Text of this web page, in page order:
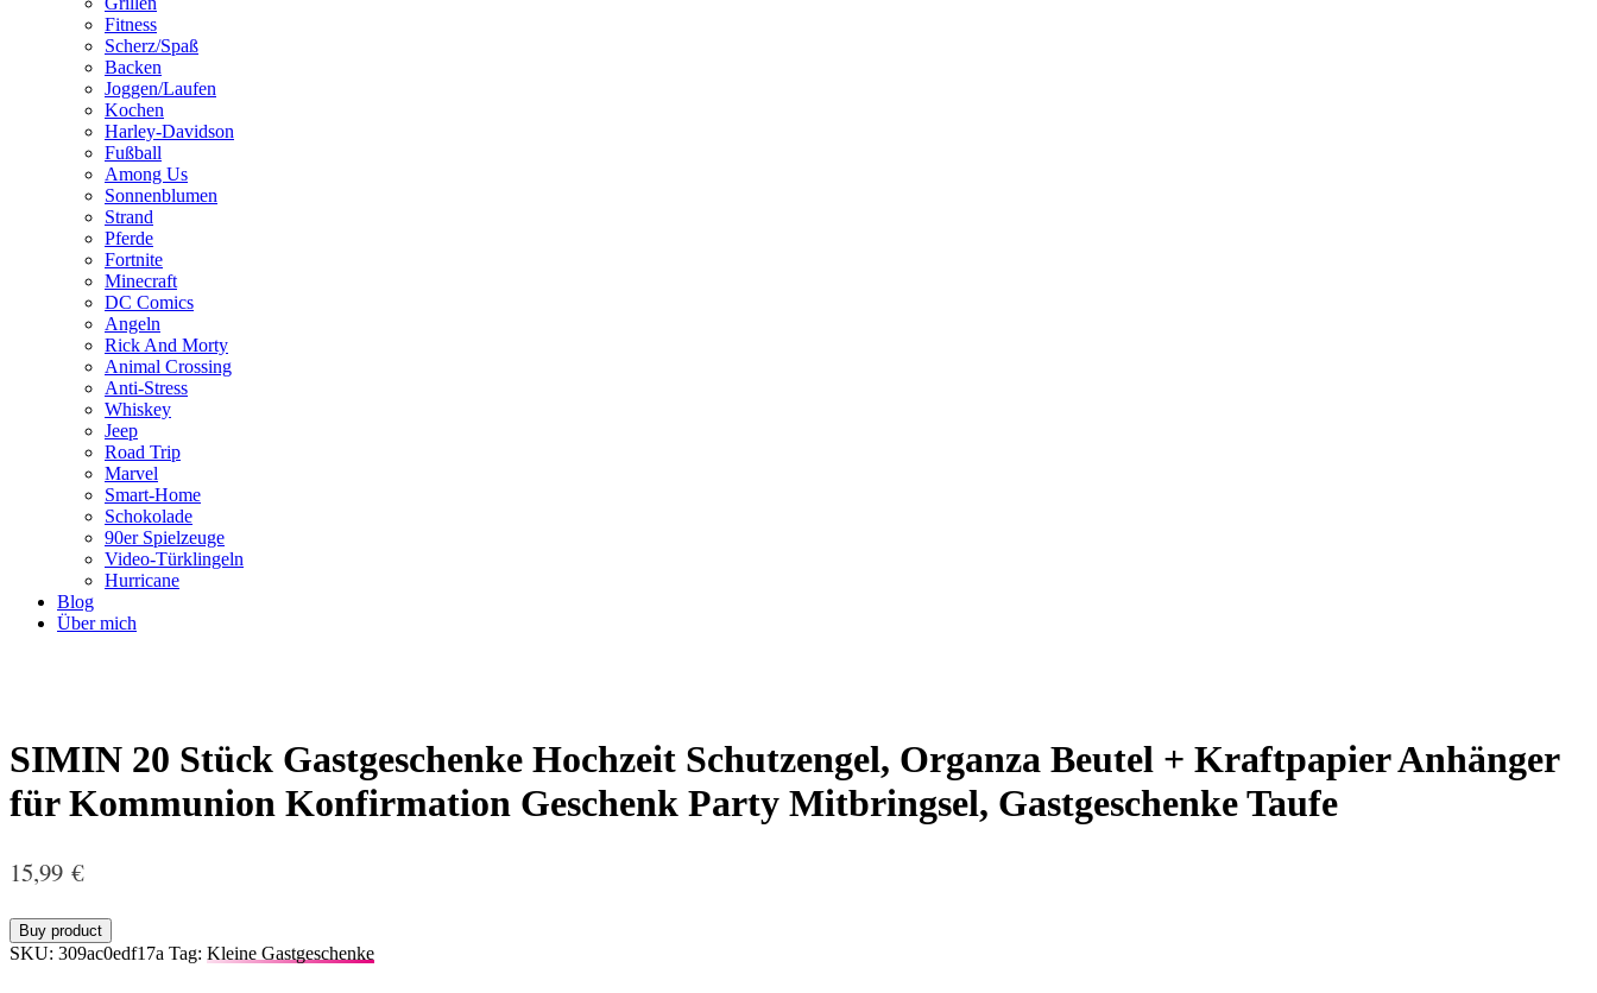
Fitness
Scherz/Spaß
Backen
Joggen/Laufen
Kochen
Harley-Davidson
Fußball
Among Us
Sonnenblumen
Strand
Pferde
Fortnite
Minecraft
DC Comics
Angeln
Rick And Morty
Animal Crossing
Anti-Stress
Whiskey
Jeep
Road Trip
Marvel
Smart-Home
Schokolade
90er Spielzeuge
Video-Türklingeln
Hurricane
Blog
Über mich
SIMIN 20 Stück Gastgeschenke Hochzeit Schutzengel, Organza Beutel + Kraftpapier Anhänger
für Kommunion Konfirmation Geschenk Party Mitbringsel, Gastgeschenke Taufe
15,99 €
Buy product
SKU: 309ac0edf17a Tag: Kleine Gastgeschenke